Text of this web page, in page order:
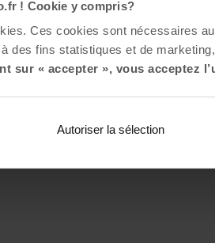
! Cookie y compris?
Ces cookies sont nécessaires
des fins statistiques et de
sur « accepter », vous acceptez
Autoriser la sélection